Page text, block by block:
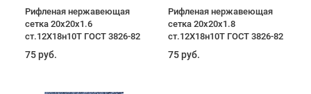
Рифленая нержавеющая
сетка 20х20х1.6
ст.12Х18н10Т ГОСТ 3826-82
75 руб.
Рифленая нержавеющая
сетка 20х20х1.8
ст.12Х18н10Т ГОСТ 3826-82
75 руб.